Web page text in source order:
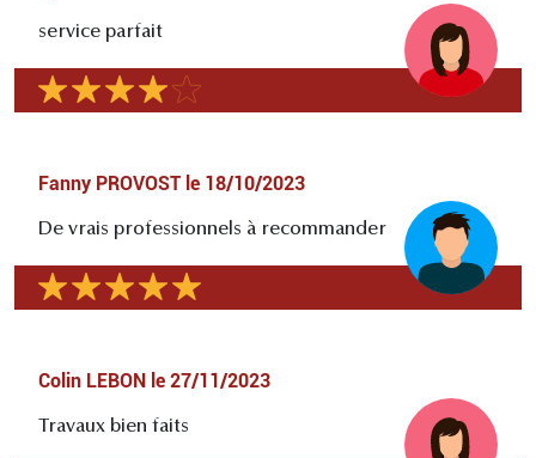
service parfait
Fanny PROVOST le 18/10/2023
De vrais professionnels à recommander
Colin LEBON le 27/11/2023
Travaux bien faits